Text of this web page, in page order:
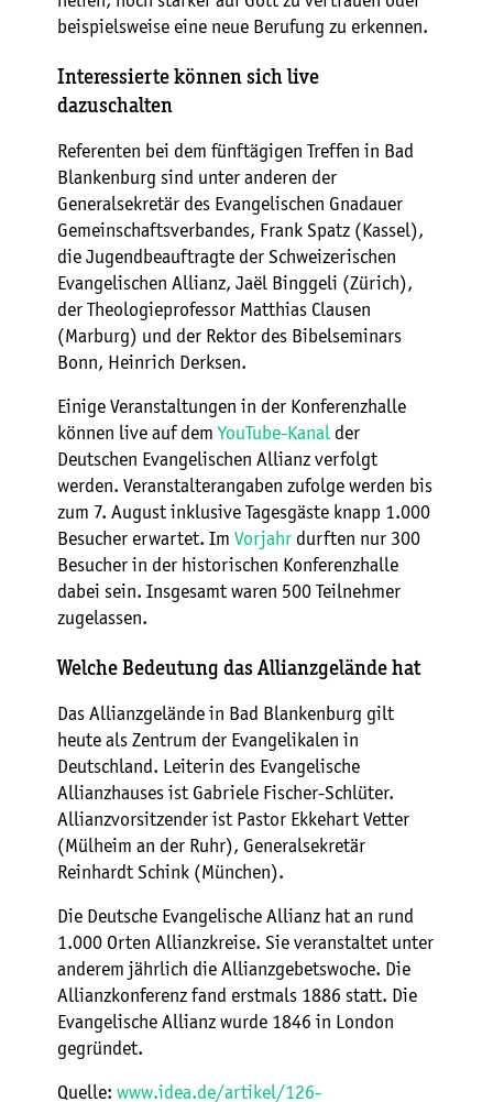
beispielsweise eine neue Berufung zu erkennen.
Interessierte können sich live
dazuschalten
Referenten bei dem fünftägigen Treffen in Bad
Blankenburg sind unter anderen der
Generalsekretär des Evangelischen Gnadauer
Gemeinschaftsverbandes, Frank Spatz (Kassel),
die Jugendbeauftragte der Schweizerischen
Evangelischen Allianz, Jaël Binggeli (Zürich),
der Theologieprofessor Matthias Clausen
(Marburg) und der Rektor des Bibelseminars
Bonn, Heinrich Derksen.
Einige Veranstaltungen in der Konferenzhalle
können live auf demYouTube-Kanal der
Deutschen Evangelischen Allianz verfolgt
werden. Veranstalterangaben zufolge werden bis
zum 7. August inklusive Tagesgäste knapp 1.000
Besucher erwartet. Im Vorjahr durften nur 300
Besucher in der historischen Konferenzhalle
dabei sein. Insgesamt waren 500 Teilnehmer
zugelassen.
Welche Bedeutung das Allianzgelände hat
Das Allianzgelände in Bad Blankenburg gilt
heute als Zentrum der Evangelikalen in
Deutschland. Leiterin des Evangelische
Allianzhauses ist Gabriele Fischer-Schlüter.
Allianzvorsitzender ist Pastor Ekkehart Vetter
(Mülheim an der Ruhr), Generalsekretär
Reinhardt Schink (München).
Die Deutsche Evangelische Allianz hat an rund
1.000 Orten Allianzkreise. Sie veranstaltet unter
anderem jährlich die Allianzgebetswoche. Die
Allianzkonferenz fand erstmals 1886 statt. Die
Evangelische Allianz wurde 1846 in London
gegründet.
Quelle: www.idea.de/artikel/126-